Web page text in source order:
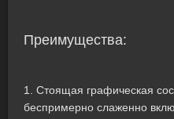
Преимущества:
1. Стоящая графическая
беспримерно слаженно